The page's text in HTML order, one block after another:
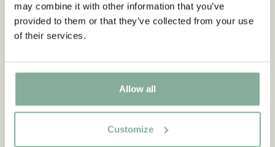
may combine it with other information that you’ve
provided to them or that they’ve collected from your use
of their services.
Allow all
Customize